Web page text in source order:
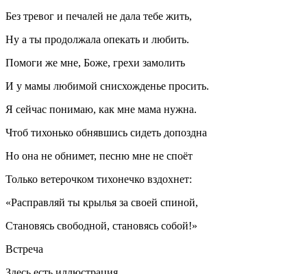
Без тревог и печалей не дала тебе жить,
Ну а ты продолжала опекать и любить.
Помоги же мне, Боже, грехи замолить
И у мамы любимой снисхожденье просить.
Я сейчас понимаю, как мне мама нужна.
Чтоб тихонько обнявшись сидеть допоздна
Но она не обнимет, песню мне не споёт
Только ветерочком тихонечко вздохнет:
«Расправляй ты крылья за своей спиной,
Становясь свободной, становясь собой!»
Встреча